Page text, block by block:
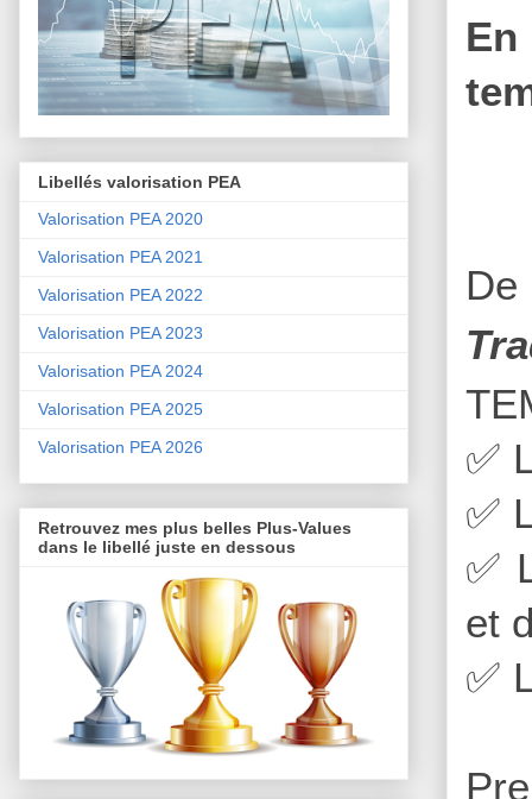
✅
✅
✅
et
✅
Libellés valorisation PEA
Valorisation PEA 2020
Valorisation PEA 2021
Valorisation PEA 2022
Valorisation PEA 2023
Valorisation PEA 2024
Valorisation PEA 2025
Valorisation PEA 2026
Retrouvez mes plus belles Plus-Values
dans le libellé juste en dessous